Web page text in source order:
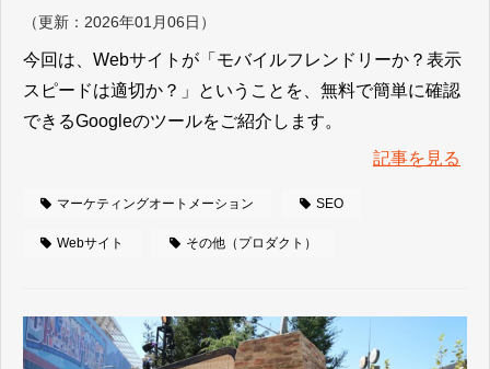
（更新： 2026年01月06日 ）
今回は、Webサイトが「モバイルフレンドリーか？表示
スピードは適切か？」ということを、無料で簡単に確認
できるGoogleのツールをご紹介します。
記事を見る
マーケティングオートメーション SEO
Webサイト その他（プロダクト）